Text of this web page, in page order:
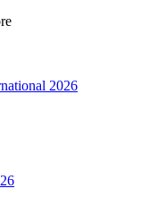
2026